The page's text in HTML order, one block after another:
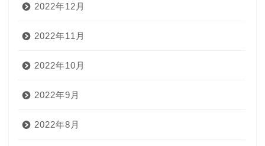
2022年12月
2022年11月
2022年10月
2022年9月
2022年8月